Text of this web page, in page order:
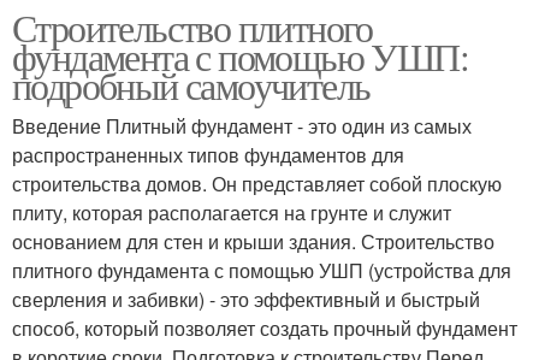
Строительство плитного
фундамента с помощью УШП:
подробный самоучитель
Введение Плитный фундамент - это один из самых
распространенных типов фундаментов для
строительства домов. Он представляет собой плоскую
плиту, которая располагается на грунте и служит
основанием для стен и крыши здания. Строительство
плитного фундамента с помощью УШП (устройства для
сверления и забивки) - это эффективный и быстрый
способ, который позволяет создать прочный фундамент